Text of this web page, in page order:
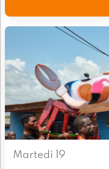
Martedì 19